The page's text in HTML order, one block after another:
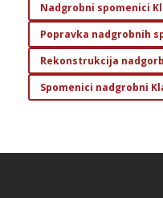
Nadgrobni spomenici
Popravka nadgrobnih
Rekonstrukcija
Spomenici nadgrobni